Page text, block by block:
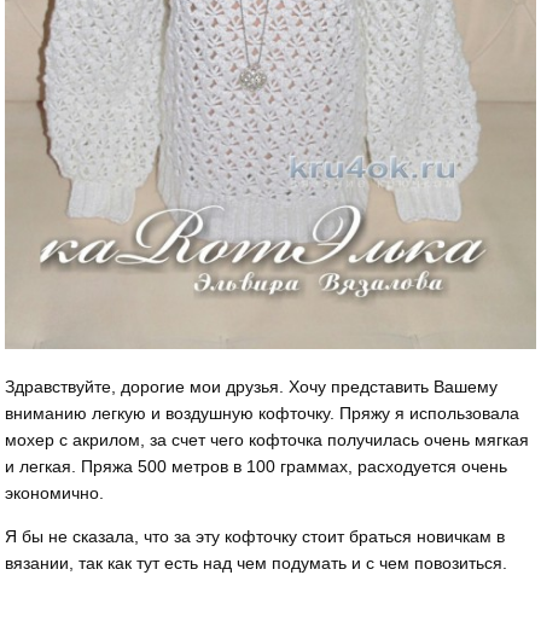
Здравствуйте, дорогие мои друзья. Хочу представить Вашему
вниманию легкую и воздушную кофточку. Пряжу я использовала
мохер с акрилом, за счет чего кофточка получилась очень мягкая
и легкая. Пряжа 500 метров в 100 граммах, расходуется очень
экономично.
Я бы не сказала, что за эту кофточку стоит браться новичкам в
вязании, так как тут есть над чем подумать и с чем повозиться.